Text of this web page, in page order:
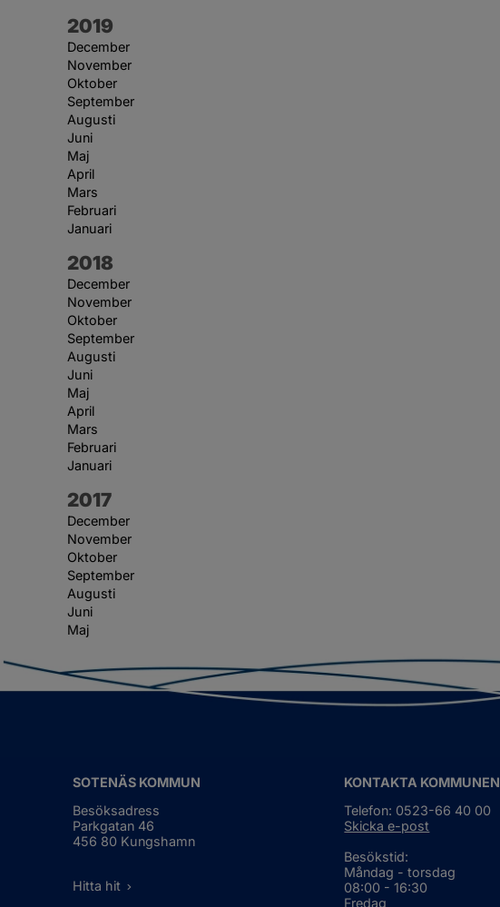
År:
2019
December
November
Oktober
September
Augusti
Juni
Maj
April
Mars
Februari
Januari
År:
2018
December
November
Oktober
September
Augusti
Juni
Maj
April
Mars
Februari
Januari
År:
2017
December
November
Oktober
September
Augusti
Juni
Maj
SOTENÄS KOMMUN
Besöksadress
Parkgatan 46
456 80 Kungshamn
Hitta hit
KONTAKTA KOMMUNEN
Telefon: 0523-66 40 00
Skicka e-post
Besökstid:
Måndag - torsdag
08:00 - 16:30
Fredag